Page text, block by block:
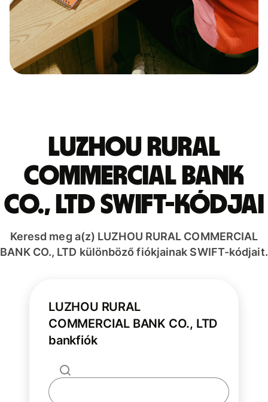
LUZHOU RURAL
COMMERCIAL BANK
CO., LTD SWIFT-kódjai
Keresd meg a(z) LUZHOU RURAL COMMERCIAL
BANK CO., LTD különböző fiókjainak SWIFT-kódjait.
LUZHOU RURAL
COMMERCIAL BANK CO., LTD
bankfiók